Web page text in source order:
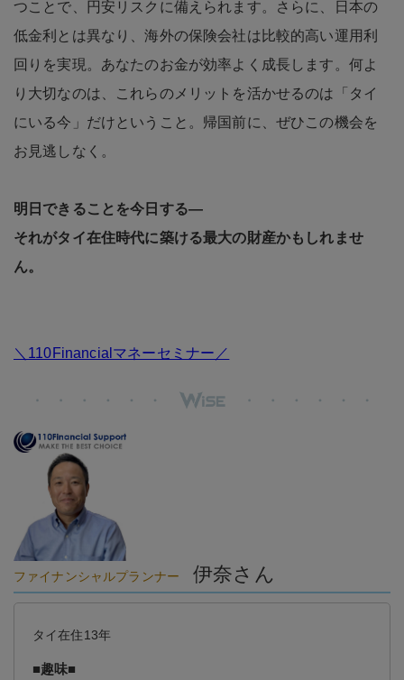
つことで、円安リスクに備えられます。さらに、日本の
低金利とは異なり、海外の保険会社は比較的高い運用利
回りを実現。あなたのお金が効率よく成長します。何よ
り大切なのは、これらのメリットを活かせるのは「タイ
にいる今」だけということ。帰国前に、ぜひこの機会を
お見逃しなく。
明日できることを今日する―
それがタイ在住時代に築ける最大の財産かもしれませ
ん。
＼110Financialマネーセミナー／
ファイナンシャルプランナー 伊奈さん
タイ在住13年
■趣味■